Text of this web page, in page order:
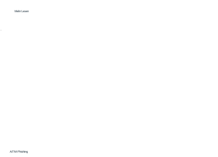
Mehr Lesen
AiTM‑Phishing